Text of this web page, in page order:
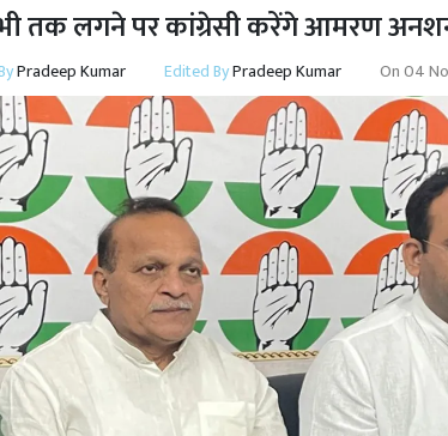
तक लगने पर कांग्रेसी करेंगे आमरण
Pradeep Kumar Edited ByPradeep Kumar On04